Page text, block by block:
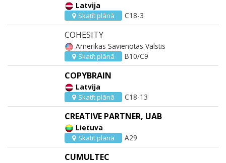
Latvija
Skatīt plānā C18-3
COHESITY
Amerikas Savienotās Valstis
Skatīt plānā B10/C9
COPYBRAIN
Latvija
Skatīt plānā C18-13
CREATIVE PARTNER, UAB
Lietuva
Skatīt plānā A29
CUMULTEC